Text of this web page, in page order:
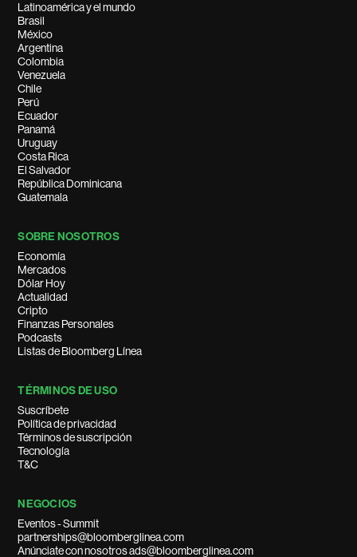
Latinoamérica y el mundo
Brasil
México
Argentina
Colombia
Venezuela
Chile
Perú
Ecuador
Panamá
Uruguay
Costa Rica
El Salvador
República Dominicana
Guatemala
SOBRE NOSOTROS
Economía
Mercados
Dólar Hoy
Actualidad
Cripto
Finanzas Personales
Podcasts
Listas de Bloomberg Línea
TÉRMINOS DE USO
Suscríbete
Política de privacidad
Términos de suscripción
Tecnología
T&C
NEGOCIOS
Eventos - Summit
partnerships@bloomberglinea.com
Anúnciate con nosotros ads@bloomberglinea.com